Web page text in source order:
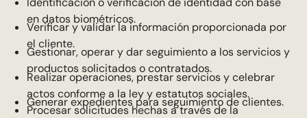
en datos biométricos.
Verificar y validar la información proporcionada por
el cliente.
Gestionar, operar y dar seguimiento a los servicios y
productos solicitados o contratados.
Realizar operaciones, prestar servicios y celebrar
actos conforme a la ley y estatutos sociales.
Generar expedientes para seguimiento de clientes.
Procesar solicitudes hechas a través de la